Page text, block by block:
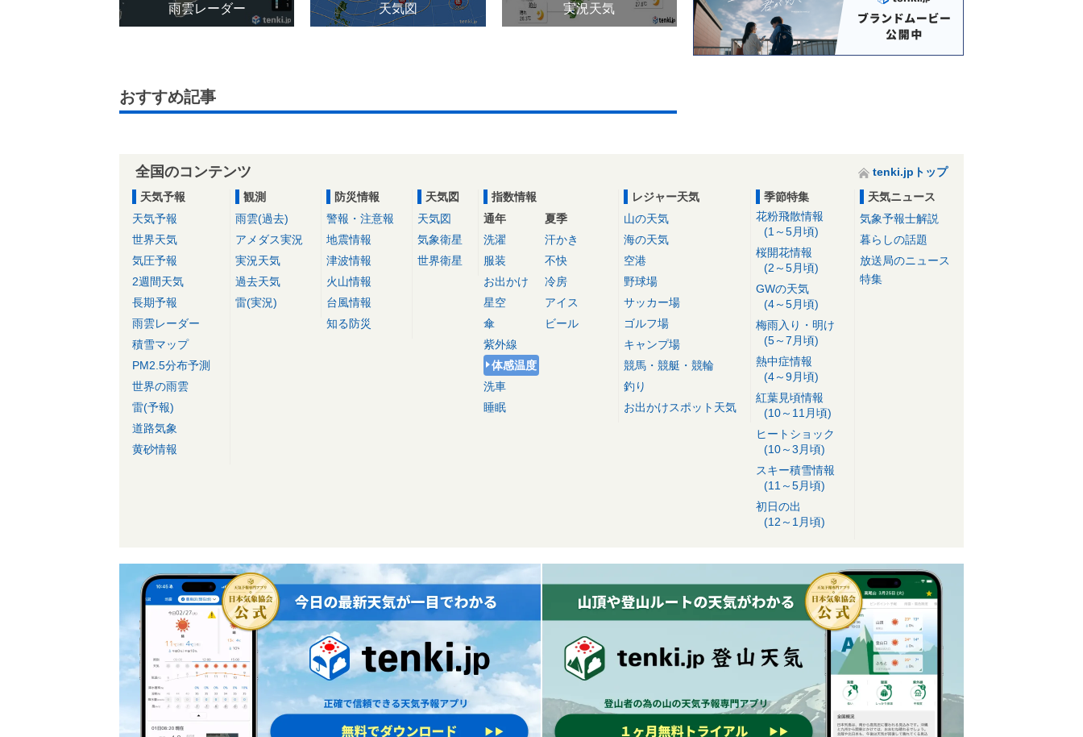
雨雲レーダー 天気図 実況天気
おすすめ記事
全国のコンテンツ
tenki.jpトップ
天気予報
天気予報
世界天気
気圧予報
2週間天気
長期予報
雨雲レーダー
積雪マップ
PM2.5分布予測
世界の雨雲
雷(予報)
道路気象
黄砂情報
観測
雨雲(過去)
アメダス実況
実況天気
過去天気
雷(実況)
防災情報
警報・注意報
地震情報
津波情報
火山情報
台風情報
知る防災
天気図
天気図
気象衛星
世界衛星
指数情報
通年
洗濯
服装
お出かけ
星空
傘
紫外線
体感温度
洗車
睡眠
夏季
汗かき
不快
冷房
アイス
ビール
レジャー天気
山の天気
海の天気
空港
野球場
サッカー場
ゴルフ場
キャンプ場
競馬・競艇・競輪
釣り
お出かけスポット天気
季節特集
花粉飛散情報
(1～5月頃)
桜開花情報
(2～5月頃)
GWの天気
(4～5月頃)
梅雨入り・明け
(5～7月頃)
熱中症情報
(4～9月頃)
紅葉見頃情報
(10～11月頃)
ヒートショック
(10～3月頃)
スキー積雪情報
(11～5月頃)
初日の出
(12～1月頃)
天気ニュース
気象予報士解説
暮らしの話題
放送局のニュース
特集